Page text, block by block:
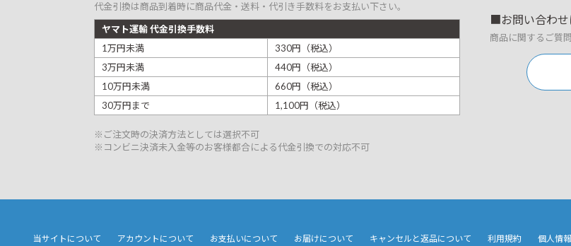
代金引換は商品到着時に商品代金・送料・代引き手数料をお支払い下さい。
ヤマト運輸 代金引換手数料
1万円未満
330円（税込）
3万円未満
440円（税込）
10万円未満
660円（税込）
30万円まで
1,100円（税込）
※ご注文時の決済方法としては選択不可
※コンビニ決済未入金等のお客様都合による代金引換での対応不可
お問い合わ
商品に関するご質
当サイトについて アカウントについて お支払いについて お届けについて キャンセルと返品について 利用規約 個人情